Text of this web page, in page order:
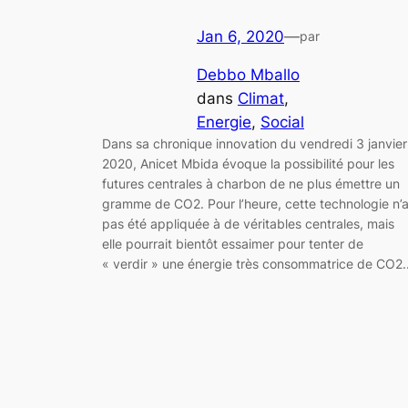
Jan 6, 2020—par
Debbo Mballo
dans Climat
Energie, Social
Dans sa chronique innovation du vendredi 3 janvier
2020, Anicet Mbida évoque la possibilité pour les
futures centrales à charbon de ne plus émettre un
gramme de CO2. Pour l’heure, cette technologie n’a
pas été appliquée à de véritables centrales, mais
elle pourrait bientôt essaimer pour tenter de
« verdir » une énergie très consommatrice de